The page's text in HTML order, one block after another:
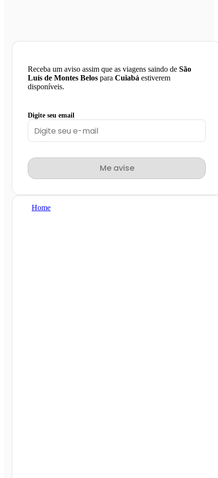
Receba um aviso assim que as viagens saindo de São
Luís de Montes Belos para Cuiabá estiverem
disponíveis.
Digite seu email
Me avise
Home